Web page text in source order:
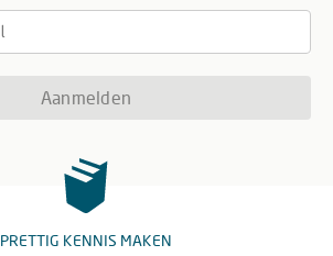
Aanmelden
PRETTIG KENNIS MAKEN